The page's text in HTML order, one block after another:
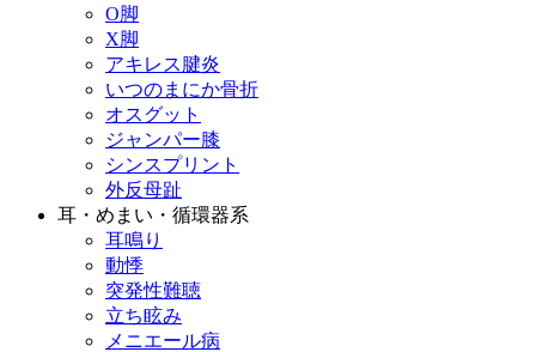
O脚
X脚
アキレス腱炎
いつのまにか骨折
オスグット
ジャンパー膝
シンスプリント
外反母趾
耳・めまい・循環器系
耳鳴り
動悸
突発性難聴
立ち眩み
メニエール病